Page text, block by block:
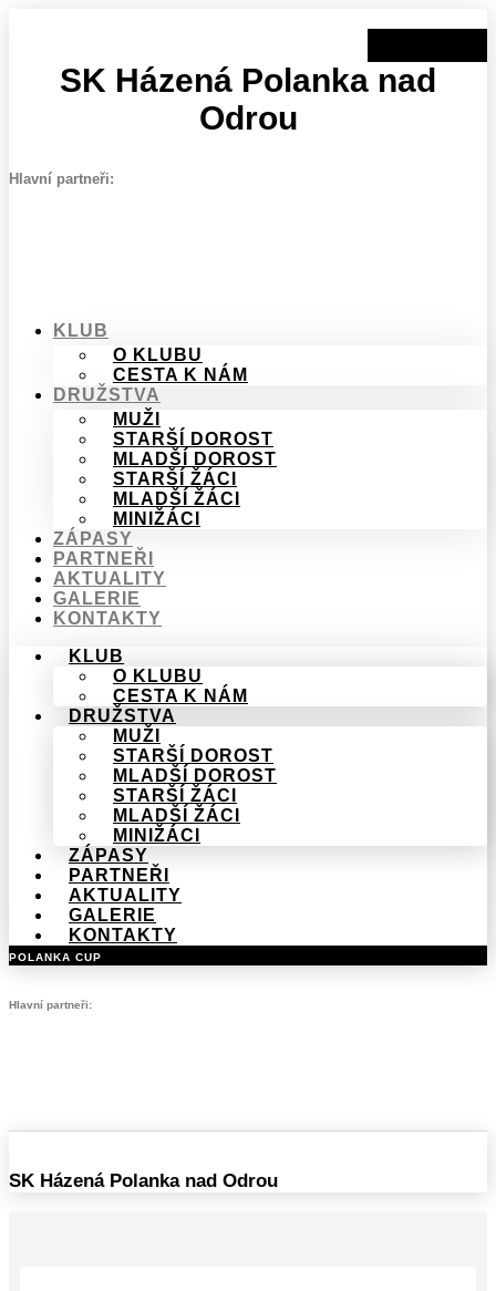
SK Házená Polanka nad
Odrou
Hlavní partneři:
KLUB
O KLUBU
CESTA K NÁM
DRUŽSTVA
MUŽI
STARŠÍ DOROST
MLADŠÍ DOROST
STARŠÍ ŽÁCI
MLADŠÍ ŽÁCI
MINIŽÁCI
ZÁPASY
PARTNEŘI
AKTUALITY
GALERIE
KONTAKTY
KLUB
O KLUBU
CESTA K NÁM
DRUŽSTVA
MUŽI
STARŠÍ DOROST
MLADŠÍ DOROST
STARŠÍ ŽÁCI
MLADŠÍ ŽÁCI
MINIŽÁCI
ZÁPASY
PARTNEŘI
AKTUALITY
GALERIE
KONTAKTY
POLANKA CUP
Hlavní partneři:
SK Házená Polanka nad Odrou